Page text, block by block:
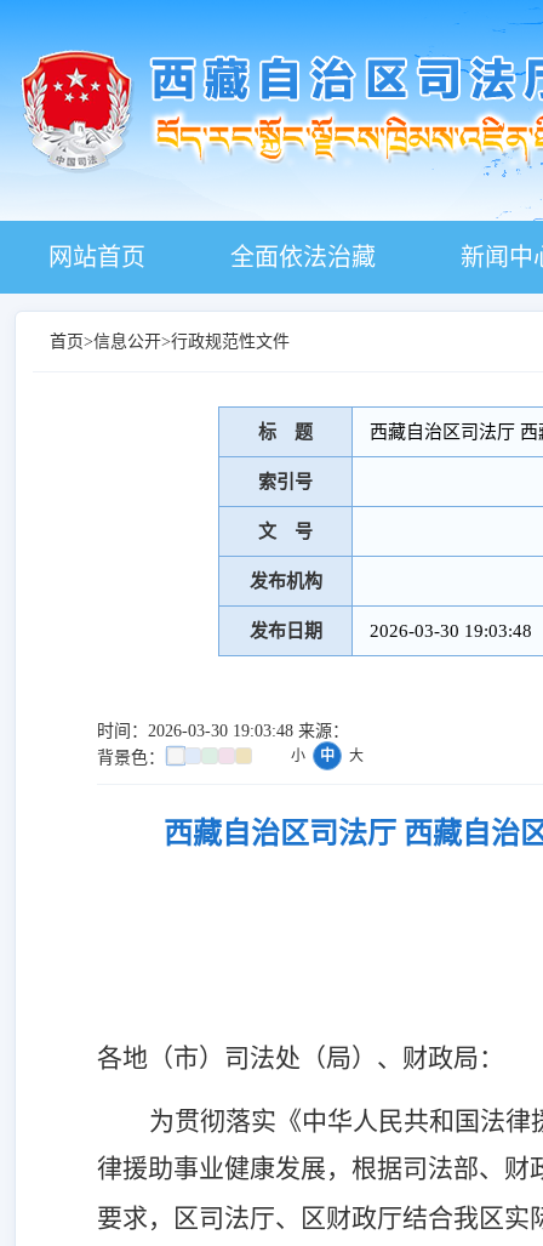
网站首页 全面依法治藏 新闻中
首页>信息公开>行政规范性文件
标 题 西藏自治区司法厅
索引号
文 号
发布机构
发布日期 2026-03-30 19:03:48
时间：2026-03-30 19:03:48 来源：
背景色：
小 中 大
西藏自治区司法厅 西藏自治
各地（市）司法处（局）、财政局：
为贯彻落实《中华人民共和国法
律援助事业健康发展，根据司法部、财
要求，区司法厅、区财政厅结合我区